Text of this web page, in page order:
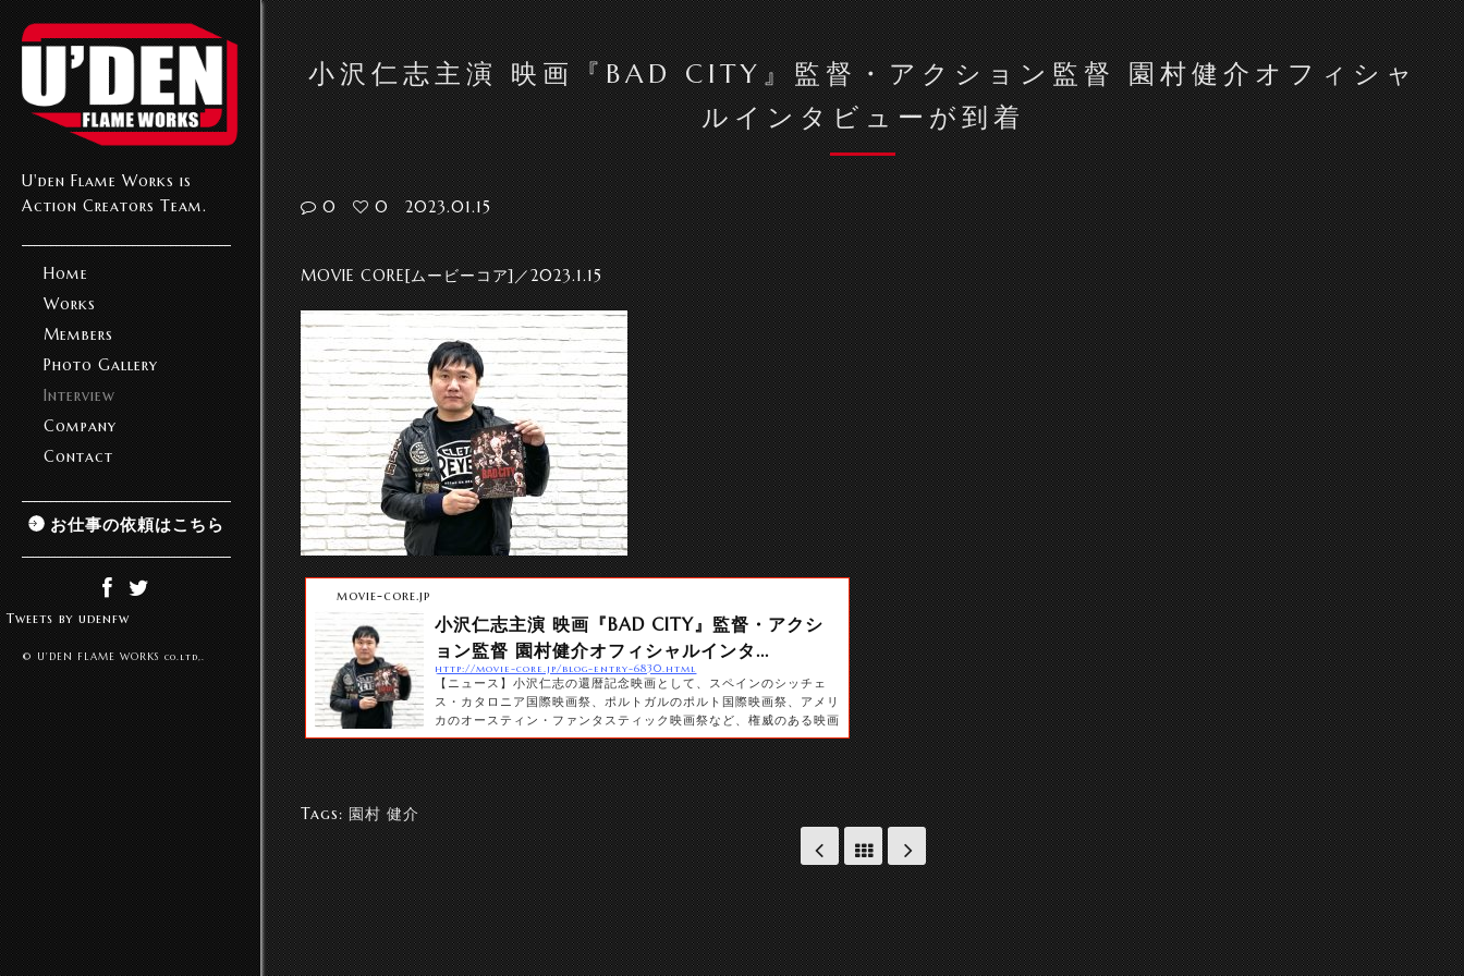
U'den Flame Works is
Action Creators Team.
Home
Works
Members
Photo Gallery
Interview
Company
Contact
お仕事の依頼はこちら
Tweets by udenfw
© U'DEN FLAME WORKS co.ltd,.
小沢仁志主演 映画『BAD CITY』監督・アクション監督 園村健介オフィシャ
ルインタビューが到着
0 0 2023.01.15
MOVIE CORE[ムービーコア]／2023.1.15
movie-core.jp
小沢仁志主演 映画『BAD CITY』監督・アクシ
ョン監督 園村健介オフィシャルインタ...
http://movie-core.jp/blog-entry-6830.html
【ニュース】小沢仁志の還暦記念映画として、スペインのシッチェ
ス・カタロニア国際映画祭、ポルトガルのポルト国際映画祭、アメリ
カのオースティン・ファンタスティック映画祭など、権威のある映画
祭に続々と招待されている、本格アクション映画『BAD CITY』。こ
の度、監督デビュー作『HYDRA』(2019)が海外映画祭でも評価さ
れ、アクション監督を務めた 『ベイビーわるきゅーれ』がロングラ
ンヒットとなった園村健介のオフィシャル...
Tags:園村 健介